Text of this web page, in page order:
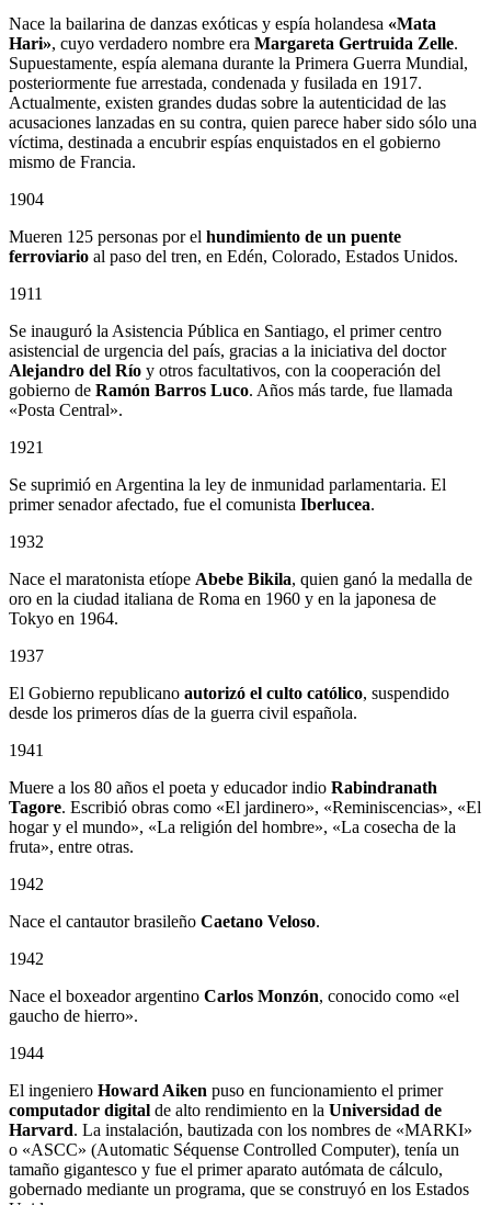
Nace la bailarina de danzas exóticas y espía holandesa «Mata
Hari», cuyo verdadero nombre era Margareta Gertruida Zelle.
Supuestamente, espía alemana durante la Primera Guerra Mundial,
posteriormente fue arrestada, condenada y fusilada en 1917.
Actualmente, existen grandes dudas sobre la autenticidad de las
acusaciones lanzadas en su contra, quien parece haber sido sólo una
víctima, destinada a encubrir espías enquistados en el gobierno
mismo de Francia.
1904
Mueren 125 personas por el hundimiento de un puente
ferroviario al paso del tren, en Edén, Colorado, Estados Unidos.
1911
Se inauguró la Asistencia Pública en Santiago, el primer centro
asistencial de urgencia del país, gracias a la iniciativa del doctor
Alejandro del Río y otros facultativos, con la cooperación del
gobierno de Ramón Barros Luco. Años más tarde, fue llamada
«Posta Central».
1921
Se suprimió en Argentina la ley de inmunidad parlamentaria. El
primer senador afectado, fue el comunista Iberlucea.
1932
Nace el maratonista etíope Abebe Bikila, quien ganó la medalla de
oro en la ciudad italiana de Roma en 1960 y en la japonesa de
Tokyo en 1964.
1937
El Gobierno republicano autorizó el culto católico, suspendido
desde los primeros días de la guerra civil española.
1941
Muere a los 80 años el poeta y educador indio Rabindranath
Tagore. Escribió obras como «El jardinero», «Reminiscencias», «El
hogar y el mundo», «La religión del hombre», «La cosecha de la
fruta», entre otras.
1942
Nace el cantautor brasileño Caetano Veloso.
1942
Nace el boxeador argentino Carlos Monzón, conocido como «el
gaucho de hierro».
1944
El ingeniero Howard Aiken puso en funcionamiento el primer
computador digital de alto rendimiento en la Universidad de
Harvard. La instalación, bautizada con los nombres de «MARKI»
o «ASCC» (Automatic Séquense Controlled Computer), tenía un
tamaño gigantesco y fue el primer aparato autómata de cálculo,
gobernado mediante un programa, que se construyó en los Estados